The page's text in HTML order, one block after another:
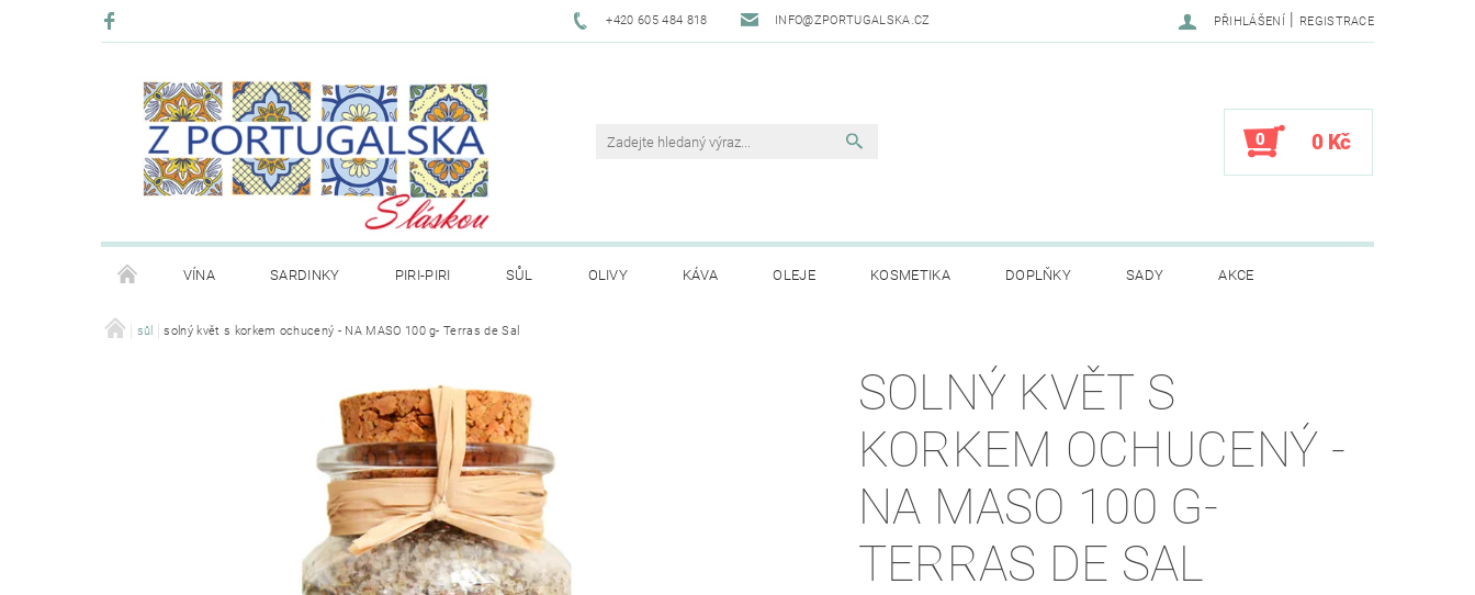
+420 605 484 818 INFO@ZPORTUGALSKA.CZ PŘIHLÁŠENÍ | REGISTRACE
0 0 Kč
VÍNA SARDINKY PIRI-PIRI SŮL OLIVY KÁVA OLEJE KOSMETIKA DOPLŇKY SADY AKCE
BLOG KONTAKT PRODÁVANÉ ZNAČKY
sůl solný květ s korkem ochucený - NA MASO 100 g- Terras de Sal
SOLNÝ KVĚT S
KORKEM OCHUCENÝ -
NA MASO 100 G-
TERRAS DE SAL